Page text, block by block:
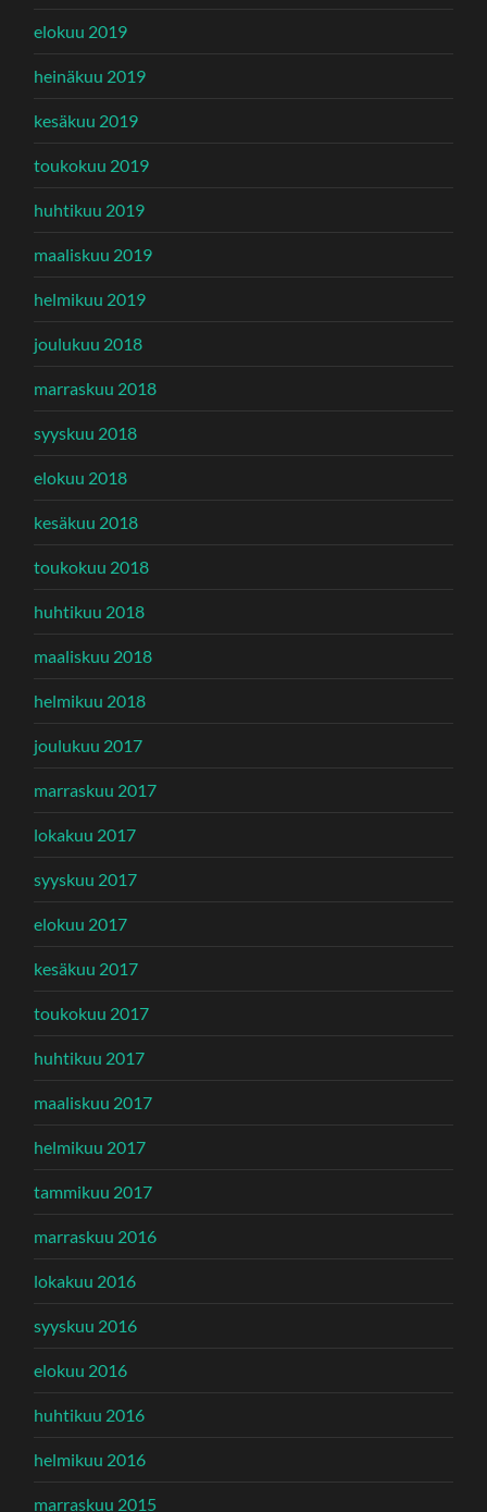
elokuu 2019
heinäkuu 2019
kesäkuu 2019
toukokuu 2019
huhtikuu 2019
maaliskuu 2019
helmikuu 2019
joulukuu 2018
marraskuu 2018
syyskuu 2018
elokuu 2018
kesäkuu 2018
toukokuu 2018
huhtikuu 2018
maaliskuu 2018
helmikuu 2018
joulukuu 2017
marraskuu 2017
lokakuu 2017
syyskuu 2017
elokuu 2017
kesäkuu 2017
toukokuu 2017
huhtikuu 2017
maaliskuu 2017
helmikuu 2017
tammikuu 2017
marraskuu 2016
lokakuu 2016
syyskuu 2016
elokuu 2016
huhtikuu 2016
helmikuu 2016
marraskuu 2015